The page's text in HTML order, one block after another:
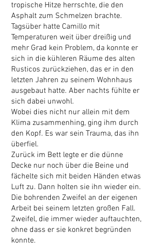
tropische Hitze herrschte, die den
Asphalt zum Schmelzen brachte.
Tagsüber hatte Camillo mit
Temperaturen weit über dreißig und
mehr Grad kein Problem, da konnte er
sich in die kühleren Räume des alten
Rusticos zurückziehen, das er in den
letzten Jahren zu seinem Wohnhaus
ausgebaut hatte. Aber nachts fühlte er
sich dabei unwohl.
Wobei dies nicht nur allein mit dem
Klima zusammenhing, ging ihm durch
den Kopf. Es war sein Trauma, das ihn
überfiel.
Zurück im Bett legte er die dünne
Decke nur noch über die Beine und
fächelte sich mit beiden Händen etwas
Luft zu. Dann holten sie ihn wieder ein.
Die bohrenden Zweifel an der eigenen
Arbeit bei seinem letzten großen Fall.
Zweifel, die immer wieder auftauchten,
ohne dass er sie konkret begründen
konnte.